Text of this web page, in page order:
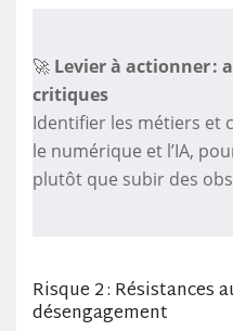
🚀 Levier à actionner :
critiques
Identifier les métiers et
le numérique et l’IA,
plutôt que subir des
Risque 2 : Résistances
désengagement